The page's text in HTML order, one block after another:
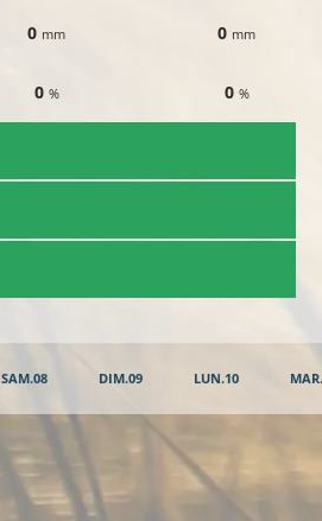
0 mm
0 %
0 mm
0 %
SAM.08 DIM.09 LUN.10